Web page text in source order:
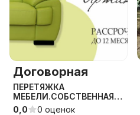
Договорная
ПЕРЕТЯЖКА
МЕБЕЛИ.СОБСТВЕННАЯ
РАССРОЧКА. г.Рогачёв
0,0
0 оценок